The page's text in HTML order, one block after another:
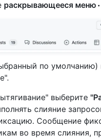
раскрывающееся меню
по умолчанию)
выберите
слияние
Сообщение
во время слияния,